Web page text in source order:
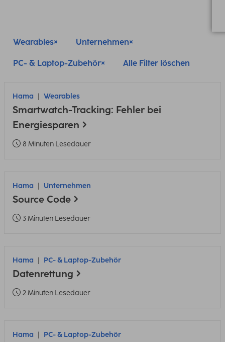
Wearables Unternehmen
PC- & Laptop-Zubehör Alle Filter löschen
Hama Wearables
Smartwatch-Tracking: Fehler bei
Energiesparen
8 Minuten Lesedauer
Hama Unternehmen
Source Code
3 Minuten Lesedauer
Hama PC- & Laptop-Zubehör
Datenrettung
2 Minuten Lesedauer
Hama PC- & Laptop-Zubehör